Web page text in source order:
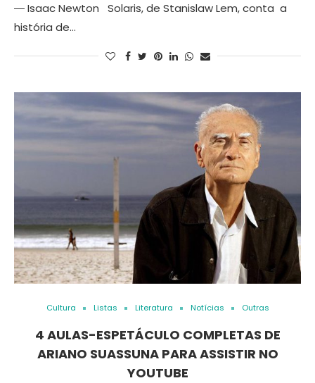
― Isaac Newton Solaris, de Stanislaw Lem, conta a
história de…
Cultura Listas Literatura Notícias Outras
4 AULAS-ESPETÁCULO COMPLETAS DE
ARIANO SUASSUNA PARA ASSISTIR NO
YOUTUBE